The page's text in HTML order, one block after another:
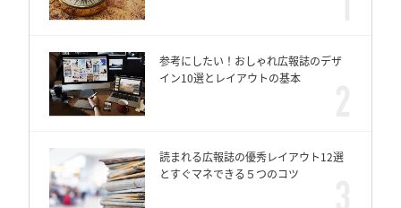
参考にしたい！おしゃれ広報誌のデザ
イン10選とレイアウトの基本
読まれる広報誌の優秀レイアウト12選
とすぐマネできる５つのコツ